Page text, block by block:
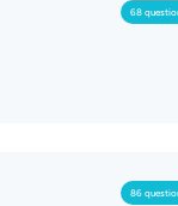
68
86